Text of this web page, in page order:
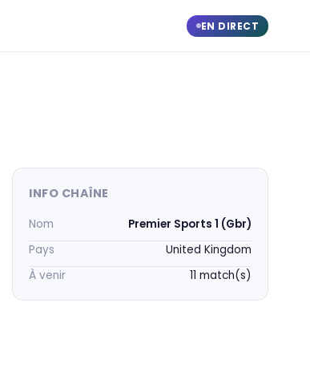
EN DIRECT
INFO CHAÎNE
Nom
Premier Sports 1 (Gbr)
Pays
United Kingdom
À venir
11 match(s)